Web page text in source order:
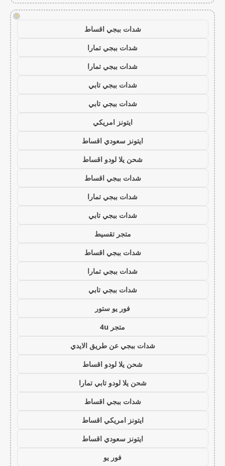
!
شدات ببجي اقساط
شدات ببجي تمارا
شدات ببجي تمارا
شدات ببجي تابي
شدات ببجي تابي
ايتونز امريكي
ايتونز سعودي اقساط
شحن يلا لودو اقساط
شدات ببجي اقساط
شدات ببجي تمارا
شدات ببجي تابي
متجر تقسيط
شدات ببجي اقساط
شدات ببجي تمارا
شدات ببجي تابي
فور يو ستور
متجر 4u
شدات ببجي عن طريق الايدي
شحن يلا لودو اقساط
شحن يلا لودو تابي تمارا
شدات ببجي اقساط
ايتونز امريكي اقساط
ايتونز سعودي اقساط
فور يو